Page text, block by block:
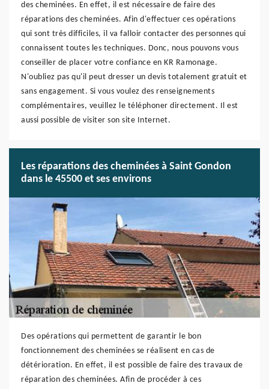
des cheminées. En effet, il est nécessaire de faire des
réparations des cheminées. Afin d'effectuer ces opérations
qui sont très difficiles, il va falloir contacter des personnes qui
connaissent toutes les techniques. Donc, nous pouvons vous
conseiller de placer votre confiance en KR Ramonage.
N'oubliez pas qu'il peut dresser un devis totalement gratuit et
sans engagement. Si vous voulez des renseignements
complémentaires, veuillez le téléphoner directement. Il est
aussi possible de visiter son site Internet.
Les réparations des cheminées à Saint Gondon
dans le 45500 et ses environs
Des opérations qui permettent de garantir le bon
fonctionnement des cheminées se réalisent en cas de
détérioration. En effet, il est possible de faire des travaux de
réparation des cheminées. Afin de procéder à ces